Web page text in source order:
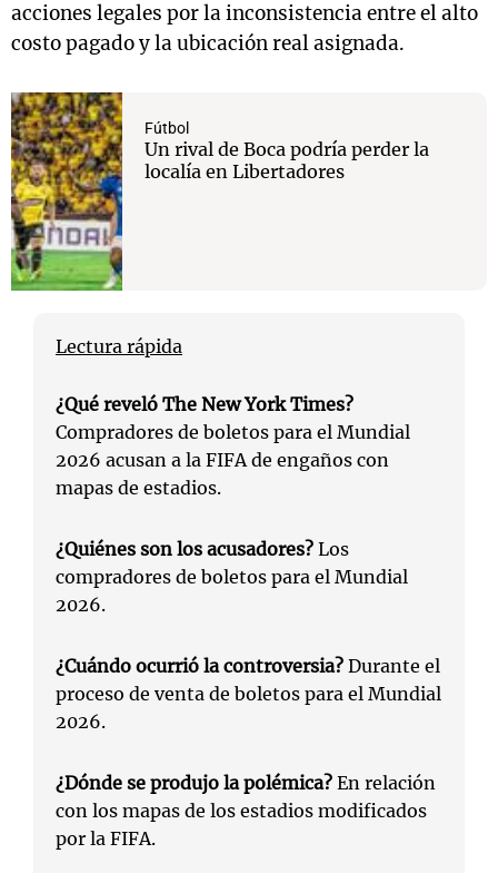
acciones legales por la inconsistencia entre el alto
costo pagado y la ubicación real asignada.
Fútbol
Un rival de Boca podría perder la
localía en Libertadores
Lectura rápida
¿Qué reveló The New York Times?
Compradores de boletos para el Mundial
2026 acusan a la FIFA de engaños con
mapas de estadios.
¿Quiénes son los acusadores? Los
compradores de boletos para el Mundial
2026.
¿Cuándo ocurrió la controversia? Durante el
proceso de venta de boletos para el Mundial
2026.
¿Dónde se produjo la polémica? En relación
con los mapas de los estadios modificados
por la FIFA.